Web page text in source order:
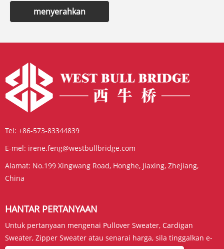
menyerahkan
Tel: +86-573-83344839
E-mel: irene.feng@westbullbridge.com
Alamat: No.199 Xingwang Road, Honghe, Jiaxing, Zhejiang,
China
HANTAR PERTANYAAN
Untuk pertanyaan mengenai Pullover Sweater, Cardigan
Sweater, Zipper Sweater atau senarai harga, sila tinggalkan e-